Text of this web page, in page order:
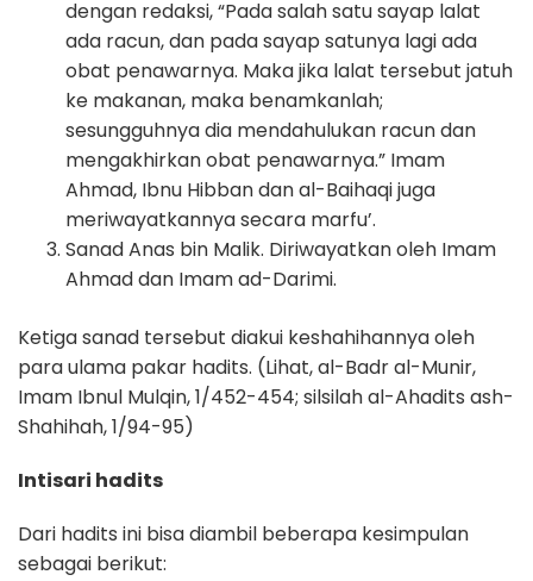
dengan redaksi, “Pada salah satu sayap lalat
ada racun, dan pada sayap satunya lagi ada
obat penawarnya. Maka jika lalat tersebut jatuh
ke makanan, maka benamkanlah;
sesungguhnya dia mendahulukan racun dan
mengakhirkan obat penawarnya.” Imam
Ahmad, Ibnu Hibban dan al-Baihaqi juga
meriwayatkannya secara marfu’.
Sanad Anas bin Malik. Diriwayatkan oleh Imam
Ahmad dan Imam ad-Darimi.
Ketiga sanad tersebut diakui keshahihannya oleh
para ulama pakar hadits. (Lihat, al-Badr al-Munir,
Imam Ibnul Mulqin, 1/452-454; silsilah al-Ahadits ash-
Shahihah, 1/94-95)
Intisari hadits
Dari hadits ini bisa diambil beberapa kesimpulan
sebagai berikut: